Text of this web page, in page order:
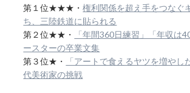
第１位★★★・権利関係を超え手をつなぐ
ち、三陸鉄道に貼られる
第２位★★・
「年間360日練習」「年収は
ースターの卒業文集
第３位★・
「アートで食えるヤツを増やし
代美術家の挑戦